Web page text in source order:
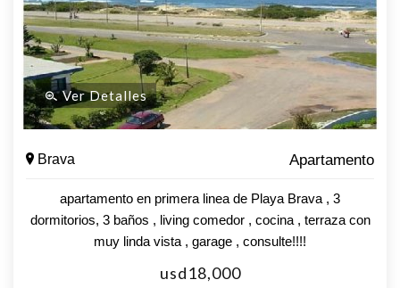
Ver Detalles
Brava Apartamento
apartamento en primera linea de Playa Brava , 3
dormitorios, 3 baños , living comedor , cocina , terraza con
muy linda vista , garage , consulte!!!!
usd18,000